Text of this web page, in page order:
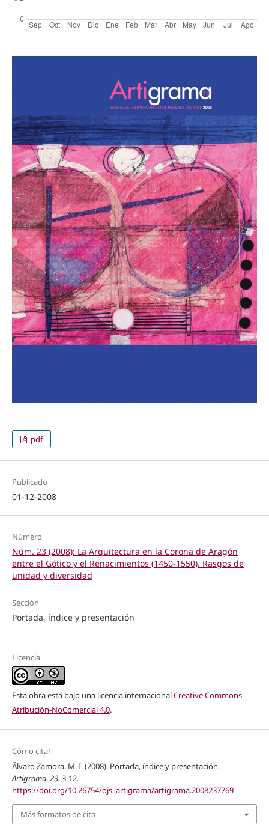
pdf
Publicado
01-12-2008
Número
Núm. 23 (2008): La Arquitectura en la Corona de Aragón
entre el Gótico y el Renacimientos (1450-1550). Rasgos de
unidad y diversidad
Sección
Portada, índice y presentación
Licencia
Esta obra está bajo una licencia internacionalCreative Commons
Atribución-NoComercial 4.0.
Cómo citar
Álvaro Zamora, M. I. (2008). Portada, índice y presentación.
Artigrama,23, 3-12.
https://doi.org/10.26754/ojs_artigrama/artigrama.2008237769
Más formatos de cita